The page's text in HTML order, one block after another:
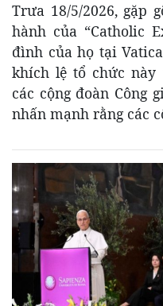
Trưa 18/5/2026, gặp
hành của “Catholic
đình của họ tại
khích lệ tổ chức này
các cộng đoàn Công
nhấn mạnh rằng các